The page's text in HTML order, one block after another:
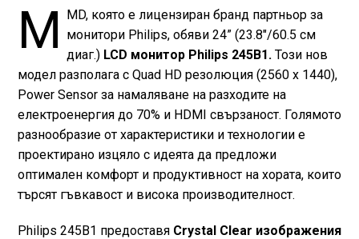
M
MD, която е лицензиран бранд партньор за
монитори Philips, обяви 24” (23.8"/60.5 см
диаг.) LCD монитор Philips 245B1. Този нов
модел разполага с Quad HD резолюция (2560 x 1440),
Power Sensor за намаляване на разходите на
електроенергия до 70% и HDMI свързаност. Голямото
разнообразие от характеристики и технологии е
проектирано изцяло с идеята да предложи
оптимален комфорт и продуктивност на хората, които
търсят гъвкавост и висока производителност.
Philips 245B1 предоставя Crystal Clear изображения